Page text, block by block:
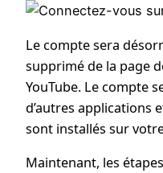
Le compte sera
supprimé de la page
YouTube. Le compte
d’autres applications
sont installés sur
Maintenant, les